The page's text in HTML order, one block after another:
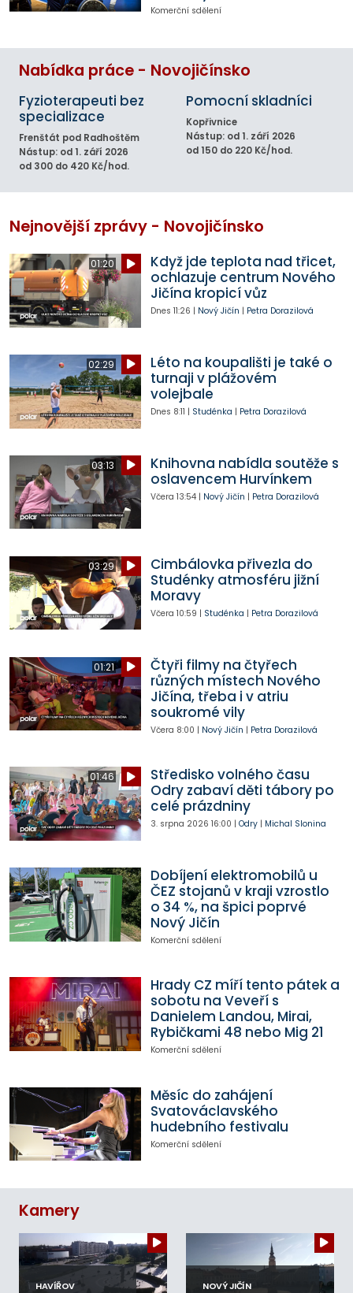
Komerční sdělení
Nabídka práce - Novojičínsko
Fyzioterapeuti bez
specializace
Frenštát pod Radhoštěm
Nástup: od 1. září 2026
od 300 do 420 Kč/hod.
Pomocní skladníci
Kopřivnice
Nástup: od 1. září 2026
od 150 do 220 Kč/hod.
Nejnovější zprávy - Novojičínsko
01:20
Když jde teplota nad třicet,
ochlazuje centrum Nového
Jičína kropicí vůz
Dnes 11:26 | Nový Jičín | Petra Dorazilová
02:29
Léto na koupališti je také o
turnaji v plážovém
volejbale
Dnes 8:11 | Studénka | Petra Dorazilová
03:13
Knihovna nabídla soutěže s
oslavencem Hurvínkem
Včera 13:54| Nový Jičín | Petra Dorazilová
03:29
Cimbálovka přivezla do
Studénky atmosféru jižní
Moravy
Včera 10:59 | Studénka | Petra Dorazilová
01:21
Čtyři filmy na čtyřech
různých místech Nového
Jičína, třeba i v atriu
soukromé vily
Včera 8:00 | Nový Jičín | Petra Dorazilová
01:46
Středisko volného času
Odry zabaví děti tábory po
celé prázdniny
3. srpna 2026 16:00 | Odry| Michal Slonina
Dobíjení elektromobilů u
ČEZ stojanů v kraji vzrostlo
o 34 %, na špici poprvé
Nový Jičín
Komerční sdělení
Hrady CZ míří tento pátek a
sobotu na Veveří s
Danielem Landou, Mirai,
Rybičkami 48 nebo Mig 21
Komerční sdělení
Měsíc do zahájení
Svatováclavského
hudebního festivalu
Komerční sdělení
Kamery
HAVÍŘOV NOVÝ JIČÍN